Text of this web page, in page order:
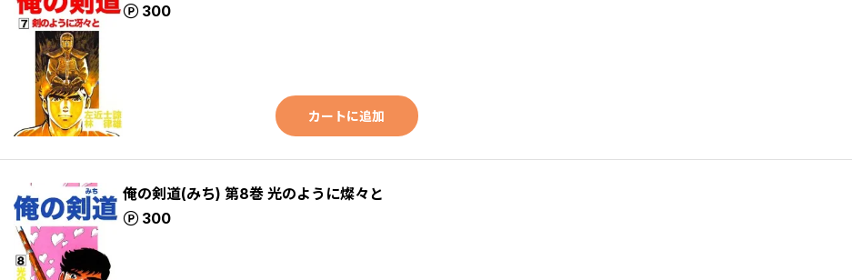
300
ポイント
カートに追加
俺の剣道(みち) 第8巻 光のように燦々と
300
ポイント